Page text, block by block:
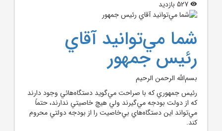
شما مي‌توانید آقاي
رئيس ‌جمهور
بسم‌الله الرحمن الرحيم
رئيس ‌جمهوري که با صراحت مي‌گويد دستگاه‌هائي وجود دارند
که از دولت بودجه مي‌گيرند ولي هيچ خاصيتي ندارند، حتماً
مي‌تواند اين دستگاه‌هاي بي‌خاصيت را از بودجه دولتي محروم
کند.